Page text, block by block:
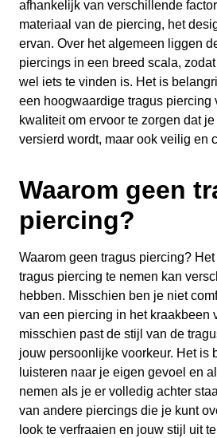
afhankelijk van verschillende
materiaal van de piercing, het
ervan. Over het algemeen liggen
piercings in een breed scala,
wel iets te vinden is. Het is
een hoogwaardige tragus piercing
kwaliteit om ervoor te zorgen dat
versierd wordt, maar ook veilig en
Waarom geen
piercing?
Waarom geen tragus piercing?
tragus piercing te nemen kan
hebben. Misschien ben je niet
van een piercing in het kraakbeen
misschien past de stijl van de
jouw persoonlijke voorkeur. Het is
luisteren naar je eigen gevoel en
nemen als je er volledig achter
van andere piercings die je kunt
look te verfraaien en jouw stijl uit